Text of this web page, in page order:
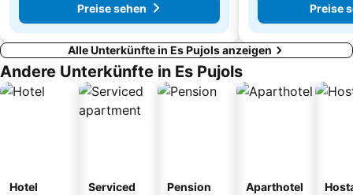
Preise sehen
Preise
Alle Unterkünfte in Es Pujols anzeigen
Andere Unterkünfte in Es Pujols
Hotel
Serviced
Pension Aparthotel